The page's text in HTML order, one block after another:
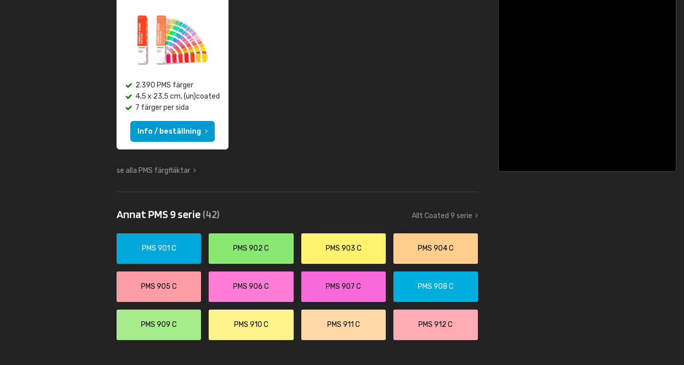
2.390 PMS färger
4,5 x 23,5 cm, (un)coated
7 färger per sida
Info / beställning
se alla PMS färgfläktar
Annat PMS 9 serie(42) Allt Coated 9 serie
PMS 901 C PMS 902 C PMS 903 C PMS 904 C
PMS 905 C PMS 906 C PMS 907 C PMS 908 C
PMS 909 C PMS 910 C PMS 911 C PMS 912 C